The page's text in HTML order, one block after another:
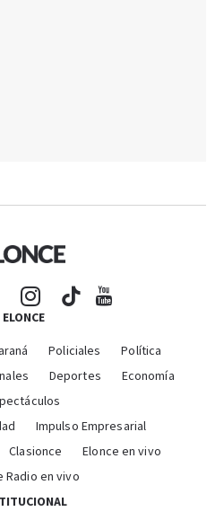
ELONCE
Policiales
Política
Deportes
Economía
Impulso Empresarial
Clasionce
Elonce en vivo
Radio en vivo